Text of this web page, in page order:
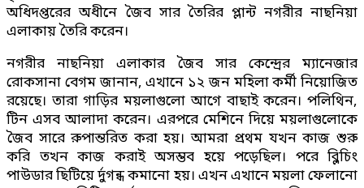
অধিদপ্তরের অধীনে জৈব সার তৈরির প্লান্ট নগরীর নাছনিয়া
এলাকায় তৈরি করেন।
নগরীর নাছনিয়া এলাকার জৈব সার কেন্দ্রের ম্যানেজার
রোকসানা বেগম জানান, এখানে ১২ জন মহিলা কর্মী নিয়োজিত
রয়েছে। তারা গাড়ির ময়লাগুলো আগে বাছাই করেন। পলিথিন,
টিন এসব আলাদা করেন। এরপরে মেশিনে দিয়ে ময়লাগুলোকে
জৈব সারে রুপান্তরিত করা হয়। আমরা প্রথম যখন কাজ শুরু
করি তখন কাজ করাই অসম্ভব হয়ে পড়েছিল। পরে ব্লিচিং
পাউডার ছিটিয়ে র্দুগন্ধ কমানো হয়। এখন এখানে ময়লা ফেলানো